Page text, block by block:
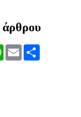
άρθρου
WhatsApp
Email